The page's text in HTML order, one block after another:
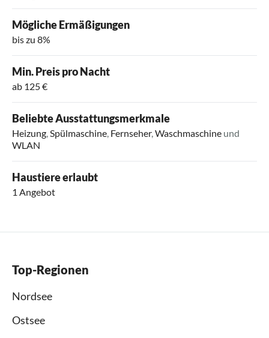
Mögliche Ermäßigungen
bis zu 8%
Min. Preis pro Nacht
ab 125 €
Beliebte Ausstattungsmerkmale
Heizung Spülmaschine Fernseher, Waschmaschine und
WLAN
Haustiere erlaubt
1 Angebot
Top-Regionen
Nordsee
Ostsee